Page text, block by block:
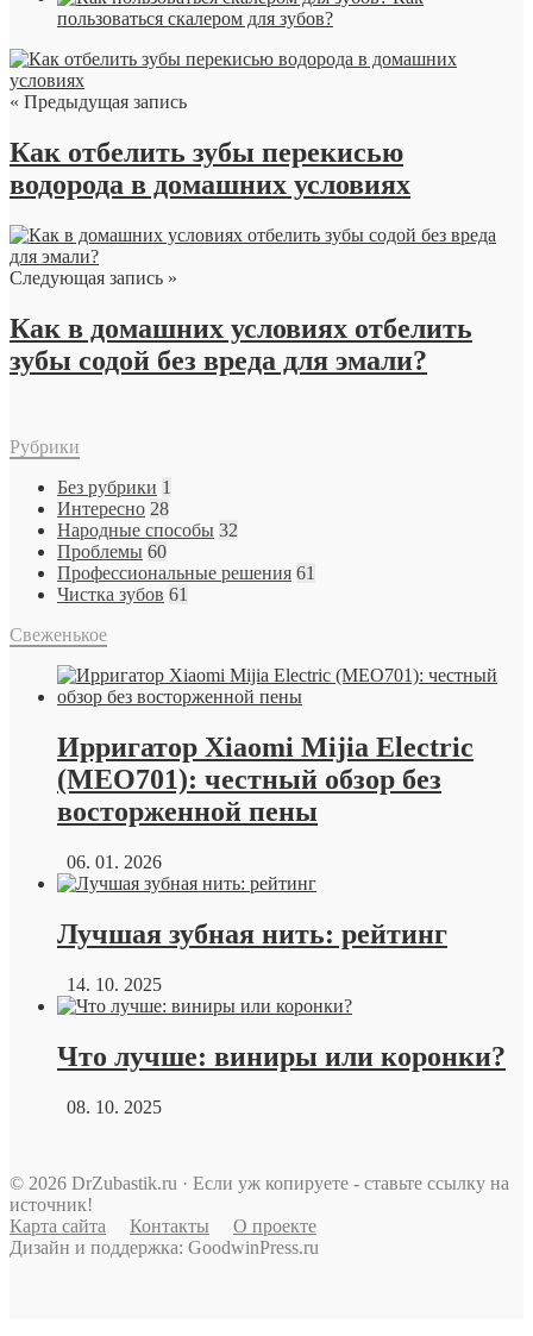
пользоваться скалером для зубов?
« Предыдущая запись
Как отбелить зубы перекисью
водорода в домашних условиях
Следующая запись »
Как в домашних условиях отбелить
зубы содой без вреда для эмали?
Рубрики
Без рубрики 1
Интересно 28
Народные способы 32
Проблемы 60
Профессиональные решения 61
Чистка зубов 61
Свеженькое
Ирригатор Xiaomi Mijia Electric
(MEO701): честный обзор без
восторженной пены
06. 01. 2026
Лучшая зубная нить: рейтинг
14. 10. 2025
Что лучше: виниры или коронки?
08. 10. 2025
© 2026 DrZubastik.ru · Если уж копируете - ставьте ссылку на
источник!
Карта сайта
Контакты
О проекте
Дизайн и поддержка: GoodwinPress.ru